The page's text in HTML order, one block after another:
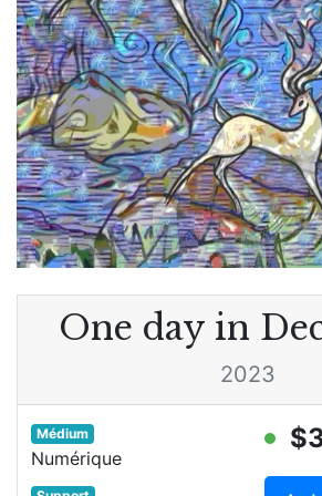
One day in
2023
Médium
Numérique